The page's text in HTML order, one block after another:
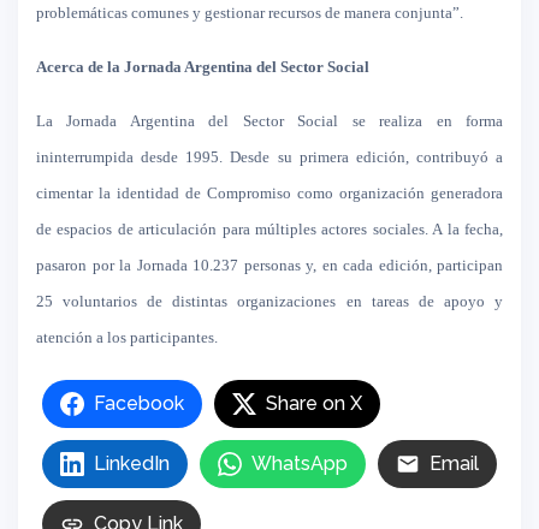
problemáticas comunes y gestionar recursos de manera conjunta”.
Acerca de la Jornada Argentina del Sector Social
La Jornada Argentinadel Sector Social se realiza en forma
ininterrumpida desde 1995. Desde su primera edición, contribuyó a
cimentar la identidad de Compromiso como organización generadora
de espacios de articulación para múltiples actores sociales. A la fecha,
pasaron por la Jornada 10.237 personas y, en cada edición, participan
25 voluntarios de distintas organizaciones en tareas de apoyo y
atención a los participantes.
Facebook Share on X
LinkedIn WhatsApp Email
Copy Link